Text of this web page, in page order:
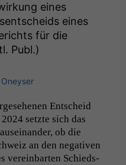
eines
eines
für die
Publ.)
Entscheid
set­zte sich das
ob die
an den neg­a­tiv­en
vere­in­barten Schieds­